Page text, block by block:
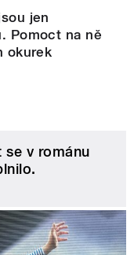
jen
Pomoct na ně
okurek
se v románu